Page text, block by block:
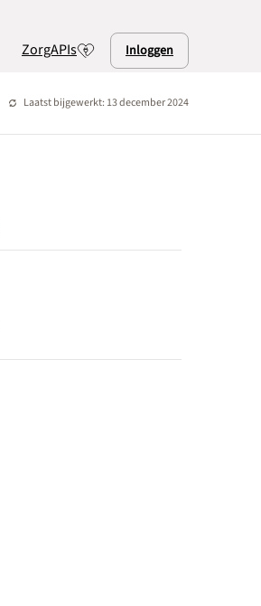
ZorgAPIs Inloggen
Laatst bijgewerkt: 13 december 2024